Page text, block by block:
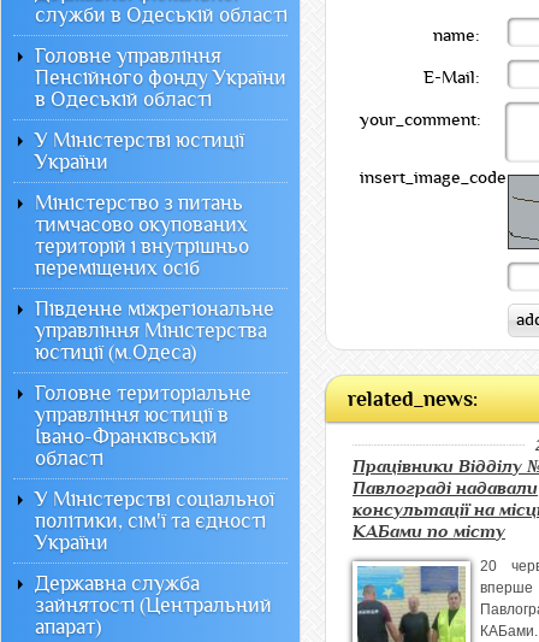
name:
E-Mail:
your_comment:
insert_image_code:
related_news:
Працівники Відділу
Павлограді надавали
консультації на
КАБами по місту
20
вперше
служби в Одеській області
Головне управління
Пенсійного фонду України
в Одеській області
У Міністерстві юстиції
України
Міністерство з питань
тимчасово окупованих
територій і внутрішньо
переміщених осіб
Південне міжрегіональне
управління Міністерства
юстиції (м.Одеса)
Головне територіальне
управління юстиції в
Івано-Франківській
області
У Міністерстві соціальної
політики, сім'ї та єдності
України
Державна служба
зайнятості (Центральний
апарат)